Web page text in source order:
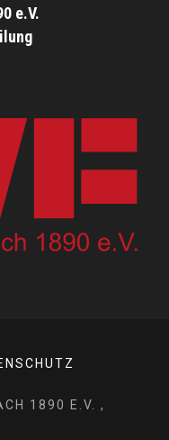
e.V.
1890 E.V. ,